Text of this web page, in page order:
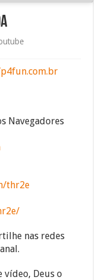
Navegadores
thr2e
nas redes
Deus o